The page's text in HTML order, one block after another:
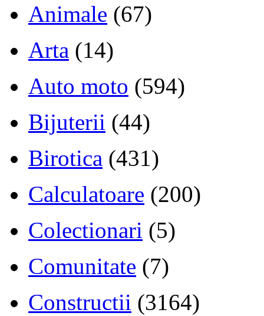
Animale (67)
Arta (14)
Auto moto (594)
Bijuterii (44)
Birotica (431)
Calculatoare (200)
Colectionari (5)
Comunitate (7)
Constructii (3164)